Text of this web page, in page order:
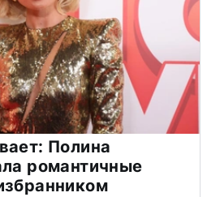
Полина
романтичные